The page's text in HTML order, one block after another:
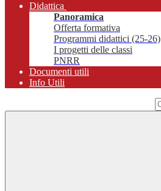
Didattica
Panoramica
Offerta formativa
Programmi didattici (25-26)
I progetti delle classi
PNRR
Documenti utili
Info Utili